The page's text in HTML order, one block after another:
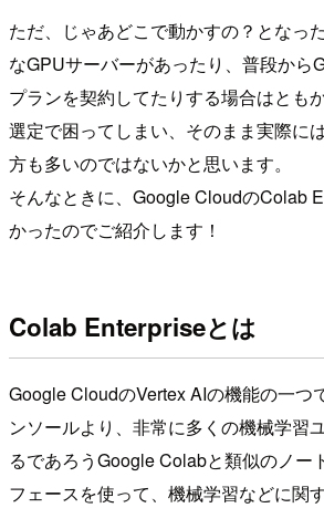
ただ、じゃあどこで動かすの？となっ
なGPUサーバーがあったり、普段から
プランを契約してたりする場合はとも
選定で困ってしまい、そのまま実際に
方も多いのではないかと思います。
そんなときに、Google CloudのColab
かったのでご紹介します！
Colab Enterpriseとは
Google CloudのVertex AIの機能の一つ
ンソールより、非常に多くの機械学習
るであろうGoogle Colabと類似のノー
フェースを使って、機械学習などに関